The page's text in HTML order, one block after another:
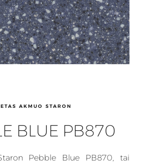
AKMUO STARON
BLUE PB870
Pebble Blue PB870, tai